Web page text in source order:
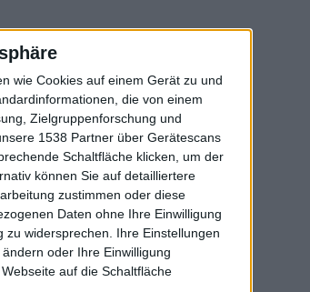
wie Cookies auf einem Gerät zu und
die von einem
Zielgruppenforschung und
1538 Partner über Gerätescans
Schaltfläche klicken, um der
können Sie auf detailliertere
zustimmen oder diese
Daten ohne Ihre Einwilligung
widersprechen. Ihre Einstellungen
oder Ihre Einwilligung
auf die Schaltfläche